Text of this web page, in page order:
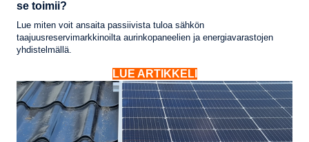
se toimii?
Lue miten voit ansaita passiivista tuloa sähkön
taajuusreservimarkkinoilta aurinkopaneelien ja energiavarastojen
yhdistelmällä.
LUE ARTIKKELI